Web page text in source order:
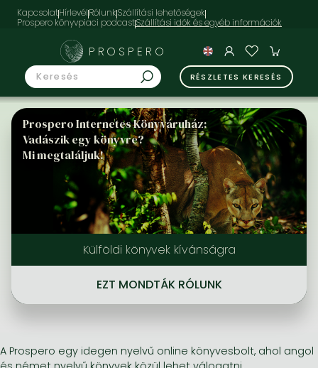
KapcsolatHírlevélRólunkSzállítási lehetőségek
Prospero könyvpiaci podcast
Minden készletes könyv
Képregény, manga
Krasznahorkai László könyvek
Művészetek
Számítástechnika, információs technológia
PROSPERO
RÉSZLETES KERESÉS
Prospero Internetes Könyváruház:
Vadászik egy könyvre?
Mi megtaláljuk!
Külföldi könyvek kívánságra
EZT MONDTÁK RÓLUNK
A Prospero egy idegen nyelvű online könyvesbolt, ahol angol